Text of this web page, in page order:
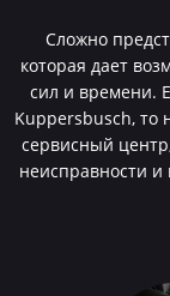
Сложно
которая дает
сил и времени.
Kuppersbusch, то
сервисный
неисправности и